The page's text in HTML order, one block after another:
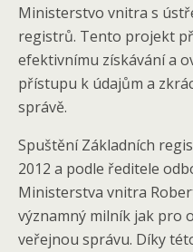
Ministerstvo vnitra s
registrů. Tento projekt
efektivnímu získávání a
přístupu k údajům a
správě.
Spuštění Základních
2012 a podle ředitele
Ministerstva vnitra
významný milník jak pro
veřejnou správu. Díky